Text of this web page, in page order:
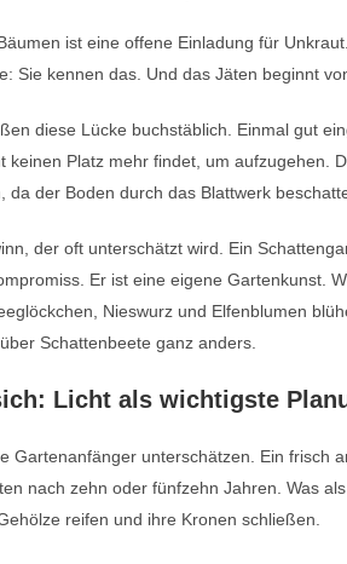
ist eine offene Einladung für
Sie kennen das. Und das Jäten beginnt
diese Lücke buchstäblich. Einmal gut
keinen Platz mehr findet, um aufzugehen.
der Boden durch das Blattwerk
der oft unterschätzt wird. Ein
Er ist eine eigene Gartenkunst.
Nieswurz und Elfenblumen
Schattenbeete ganz anders.
Licht als wichtigste
Gartenanfänger unterschätzen. Ein frisch
nach zehn oder fünfzehn Jahren. Was
reifen und ihre Kronen schließen.